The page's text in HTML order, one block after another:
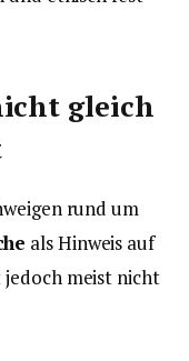
gleich
rund um
als Hinweis auf
jedoch meist nicht